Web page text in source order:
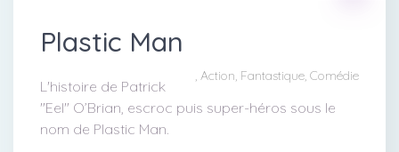
Plastic Man
, Action, Fantastique, Comédie
L'histoire de Patrick
"Eel" O’Brian, escroc puis super-héros sous le
nom de Plastic Man.